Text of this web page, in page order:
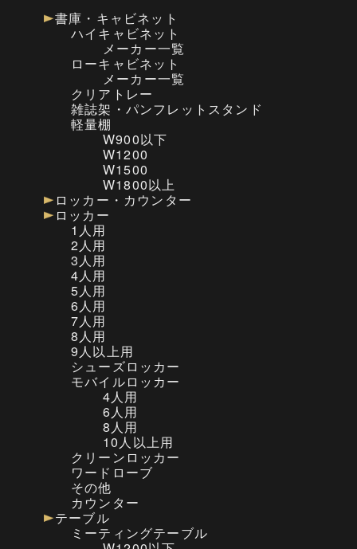
書庫・キャビネット
ハイキャビネット
メーカー一覧
ローキャビネット
メーカー一覧
クリアトレー
雑誌架・パンフレットスタンド
軽量棚
W900以下
W1200
W1500
W1800以上
ロッカー・カウンター
ロッカー
1人用
2人用
3人用
4人用
5人用
6人用
7人用
8人用
9人以上用
シューズロッカー
モバイルロッカー
4人用
6人用
8人用
10人以上用
クリーンロッカー
ワードローブ
その他
カウンター
テーブル
ミーティングテーブル